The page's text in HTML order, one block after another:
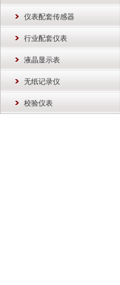
仪表配套传感器
行业配套仪表
液晶显示表
无纸记录仪
校验仪表